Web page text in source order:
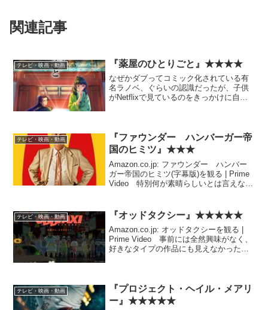
関連記事
テレビ・映画・動画 『薬屋のひとりごと』★★★★
なぜかダブってコミック化されている有
名ラノベ、ぐらいの認識だったが、子供
がNetflixで見ているのをきっかけに自分
味の雑学・ミ...
テレビ・映画・動画
『ファウンダー ハンバーガー帝
国のヒミツ』★★★
Amazon.co.jp: ファウンダー ハンバー
ガー帝国のヒミツ(字幕版)を観る | Prime
Video 特別何が素晴らしいとは言えない
クドナルド創業者』の「...
テレビ・映画・動画 『オッドタクシー』★★★★★
Amazon.co.jp: オッドタクシーを観る |
Prime Video 事前には全然興味がなく、
好きなタイプの作品にも見えなかった
テレビ・映画・動画
『プロジェクト・ヘイル・メアリ
ー』★★★★★